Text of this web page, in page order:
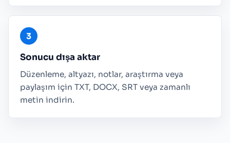
Sonucu dışa aktar
Düzenleme, altyazı, notlar, araştırma veya
paylaşım için TXT, DOCX, SRT veya zamanlı
metin indirin.